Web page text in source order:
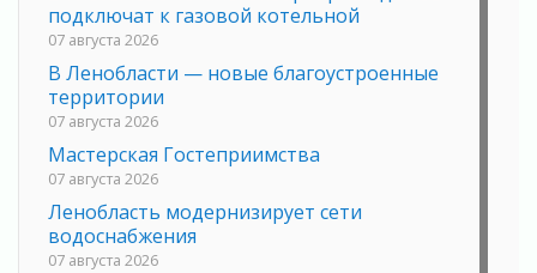
подключат к газовой котельной
07 августа 2026
В Ленобласти — новые благоустроенные
территории
07 августа 2026
Мастерская Гостеприимства
07 августа 2026
Ленобласть модернизирует сети
водоснабжения
07 августа 2026